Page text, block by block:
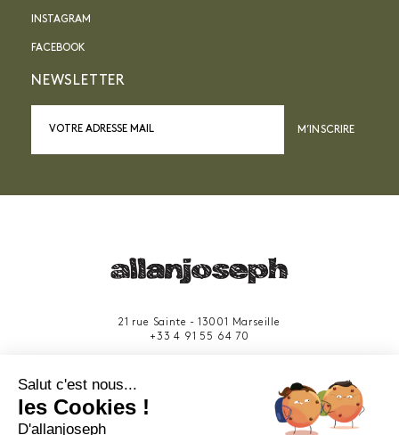
INSTAGRAM
FACEBOOK
NEWSLETTER
M’INSCRIRE
21 rue Sainte - 13001 Marseille
+33 4 91 55 64 70
Salut c'est nous...
les Cookies !
D'allanjoseph